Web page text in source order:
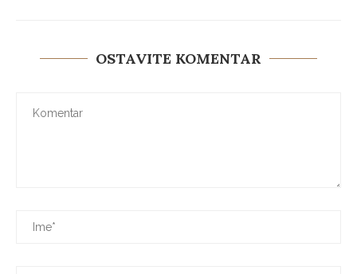
OSTAVITE KOMENTAR